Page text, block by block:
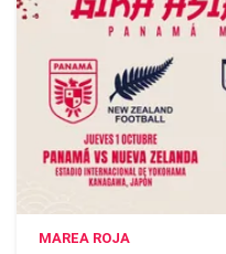
MAREA ROJA